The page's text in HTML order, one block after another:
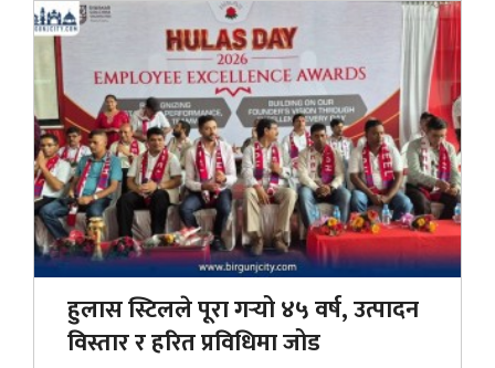
हुलास स्टिलले पूरा गर्‍यो ४५ वर्ष, उत्पादन
विस्तार र हरित प्रविधिमा जोड